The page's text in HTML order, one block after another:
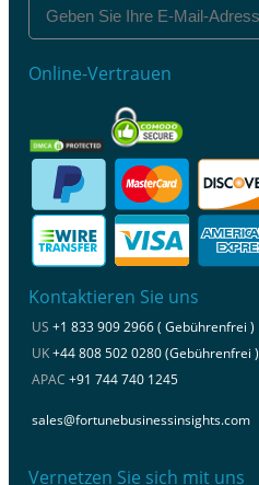
Online-Vertrauen
Kontaktieren Sie uns
US +1 833 909 2966 ( Gebührenfrei )
UK+44 808 502 0280 (Gebührenfrei )
APAC +91 744 740 1245
sales@fortunebusinessinsights.com
Vernetzen Sie sich mit uns